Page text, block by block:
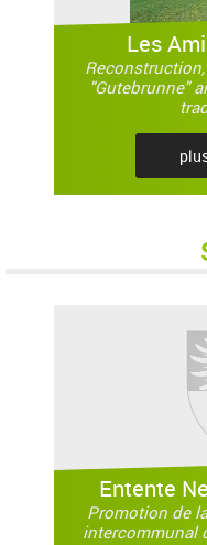
Les
"Gutebrunne"
Entente
Promotion de
intercommunal